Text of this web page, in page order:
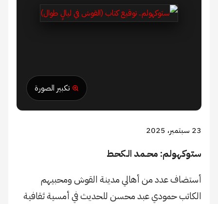
تكبير الصورة
23 سبتمبر، 2025
ستوكهولم: محـمد الـكحط
أستضاف عدد من أهالي مدينة القوش ومحبيهم
الكاتب حمودي عبد محسن للحديث في أمسية ثقافية